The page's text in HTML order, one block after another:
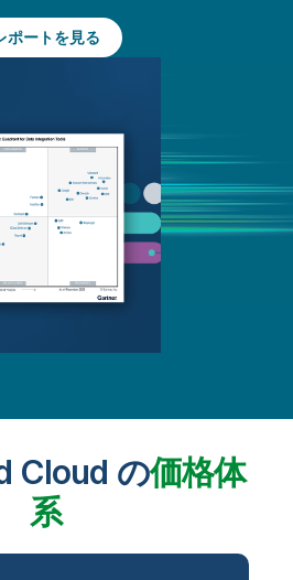
ポートを見る
Cloud の価格体
系